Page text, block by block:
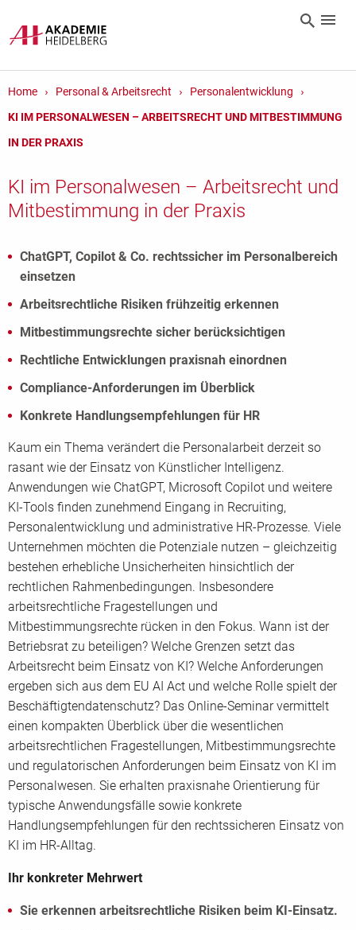
Home Personal & Arbeitsrecht
Personalentwicklung
KI IM PERSONALWESEN – ARBEITSRECHT UND MITBESTIMMUNG
IN DER PRAXIS
KI im Personalwesen – Arbeitsrecht und
Mitbestimmung in der Praxis
ChatGPT, Copilot & Co. rechtssicher im Personalbereich
einsetzen
Arbeitsrechtliche Risiken frühzeitig erkennen
Mitbestimmungsrechte sicher berücksichtigen
Rechtliche Entwicklungen praxisnah einordnen
Compliance-Anforderungen im Überblick
Konkrete Handlungsempfehlungen für HR
Kaum ein Thema verändert die Personalarbeit derzeit so
rasant wie der Einsatz von Künstlicher Intelligenz.
Anwendungen wie ChatGPT, Microsoft Copilot und weitere
KI-Tools finden zunehmend Eingang in Recruiting,
Personalentwicklung und administrative HR-Prozesse. Viele
Unternehmen möchten die Potenziale nutzen – gleichzeitig
bestehen erhebliche Unsicherheiten hinsichtlich der
rechtlichen Rahmenbedingungen. Insbesondere
arbeitsrechtliche Fragestellungen und
Mitbestimmungsrechte rücken in den Fokus. Wann ist der
Betriebsrat zu beteiligen? Welche Grenzen setzt das
Arbeitsrecht beim Einsatz von KI? Welche Anforderungen
ergeben sich aus dem EU AI Act und welche Rolle spielt der
Beschäftigtendatenschutz? Das Online-Seminar vermittelt
einen kompakten Überblick über die wesentlichen
arbeitsrechtlichen Fragestellungen, Mitbestimmungsrechte
und regulatorischen Anforderungen beim Einsatz von KI im
Personalwesen. Sie erhalten praxisnahe Orientierung für
typische Anwendungsfälle sowie konkrete
Handlungsempfehlungen für den rechtssicheren Einsatz von
KI im HR-Alltag.
Ihr konkreter Mehrwert
Sie erkennen arbeitsrechtliche Risiken beim KI-Einsatz.